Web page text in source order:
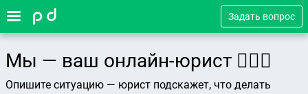
Задать вопрос
Мы — ваш онлайн-юрист 👨🏻‍⚖️
Опишите ситуацию — юрист подскажет, что делать